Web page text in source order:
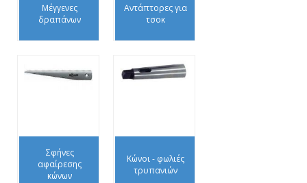
Μέγγενες
δραπάνων
Αντάπτορες για
τσοκ
Σφήνες
αφαίρεσης
κώνων
Κώνοι - φωλιές
τρυπανιών